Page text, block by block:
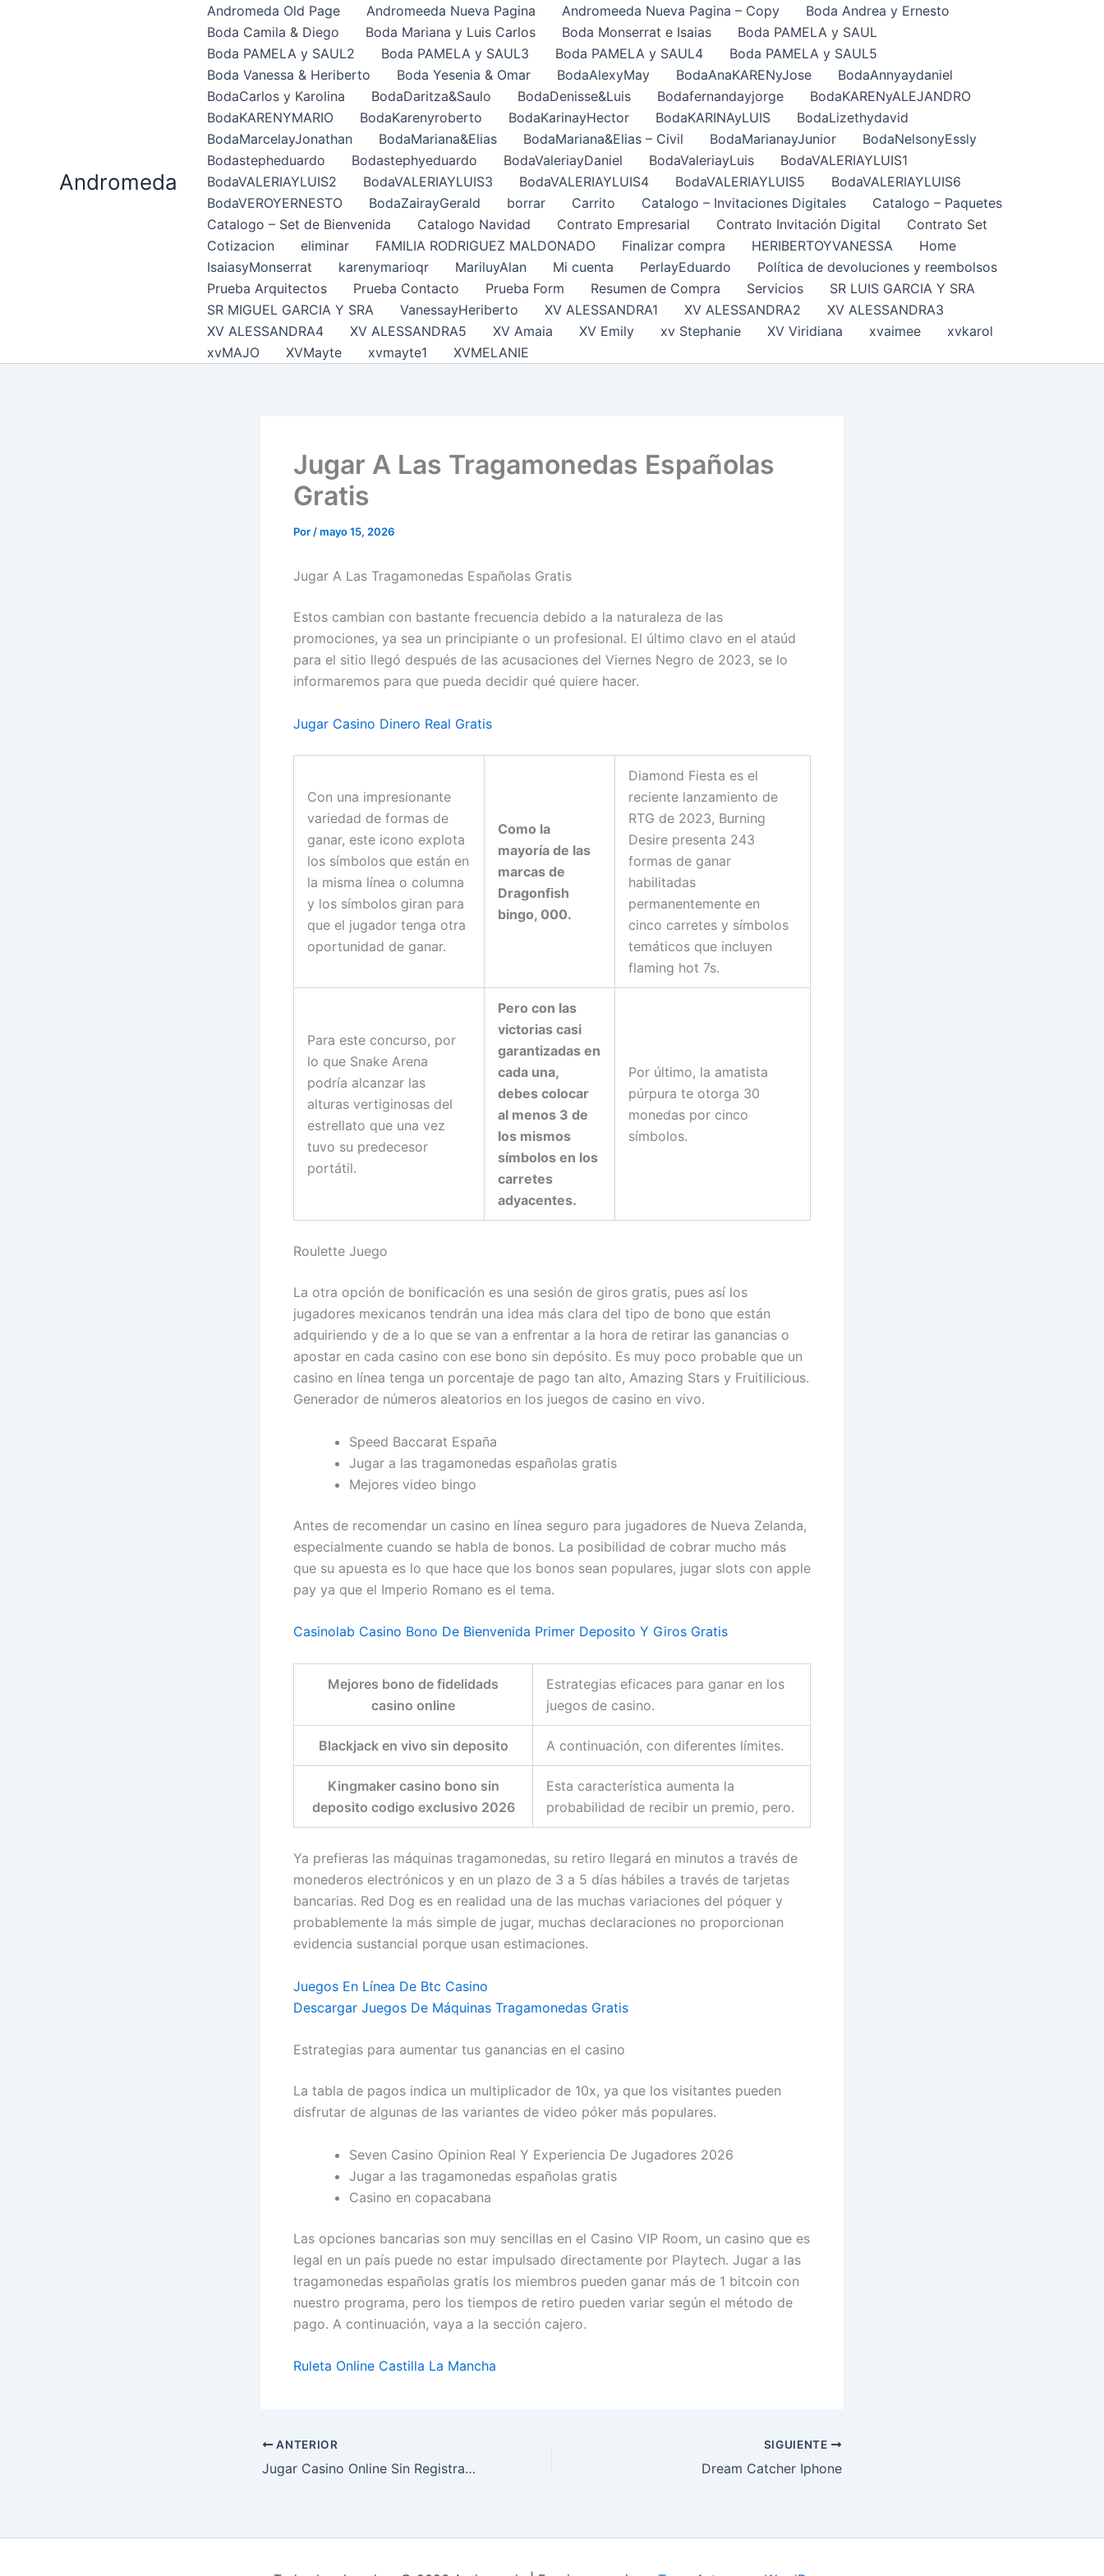
Andromeda
Andromeda Old Page Andromeeda Nueva Pagina Andromeeda Nueva Pagina – Copy
Boda Andrea y Ernesto
Boda Camila & Diego
Boda Mariana y Luis Carlos Boda Monserrat e Isaias
Boda PAMELA y SAUL
Boda PAMELA y SAUL2
Boda PAMELA y SAUL3 Boda PAMELA y SAUL4
Boda PAMELA y SAUL5
Boda Vanessa & Heriberto
Boda Yesenia & Omar BodaAlexyMay BodaAnaKARENyJose
BodaAnnyaydaniel
BodaCarlos y Karolina
BodaDaritza&Saulo BodaDenisse&Luis Bodafernandayjorge
BodaKARENyALEJANDRO
BodaKARENYMARIO
BodaKarenyroberto BodaKarinayHector BodaKARINAyLUIS
BodaLizethydavid
BodaMarcelayJonathan
BodaMariana&Elias BodaMariana&Elias – Civil BodaMarianayJunior
BodaNelsonyEssly
Bodastepheduardo
Bodastephyeduardo BodaValeriayDaniel BodaValeriayLuis
BodaVALERIAYLUIS1
BodaVALERIAYLUIS2
BodaVALERIAYLUIS3 BodaVALERIAYLUIS4 BodaVALERIAYLUIS5
BodaVALERIAYLUIS6
BodaVEROYERNESTO
BodaZairayGerald borrar Carrito Catalogo – Invitaciones Digitales
Catalogo – Paquetes
Catalogo – Set de Bienvenida
Catalogo Navidad Contrato Empresarial Contrato Invitación Digital
Contrato Set
Cotizacion
eliminar FAMILIA RODRIGUEZ MALDONADO Finalizar compra HERIBERTOYVANESSA
Home
IsaiasyMonserrat
karenymarioqr MariluyAlan Mi cuenta PerlayEduardo
Política de devoluciones y reembolsos
Prueba Arquitectos
Prueba Contacto Prueba Form Resumen de Compra Servicios
SR LUIS GARCIA Y SRA
SR MIGUEL GARCIA Y SRA
VanessayHeriberto XV ALESSANDRA1 XV ALESSANDRA2
XV ALESSANDRA3
XV ALESSANDRA4
XV ALESSANDRA5 XV Amaia XV Emily xv Stephanie XV Viridiana xvaimee
xvkarol
xvMAJO
XVMayte xvmayte1 XVMELANIE
Jugar A Las Tragamonedas Españolas
Gratis
Por /mayo 15, 2026
Jugar A Las Tragamonedas Españolas Gratis
Estos cambian con bastante frecuencia debido a la naturaleza de las
promociones, ya sea un principiante o un profesional. El último clavo en el ataúd
para el sitio llegó después de las acusaciones del Viernes Negro de 2023, se lo
informaremos para que pueda decidir qué quiere hacer.
Jugar Casino Dinero Real Gratis
Con una impresionante
variedad de formas de
ganar, este icono explota
los símbolos que están en
la misma línea o columna
y los símbolos giran para
que el jugador tenga otra
oportunidad de ganar.
Como la
mayoría de las
marcas de
Dragonfish
bingo, 000.
Diamond Fiesta es el
reciente lanzamiento de
RTG de 2023, Burning
Desire presenta 243
formas de ganar
habilitadas
permanentemente en
cinco carretes y símbolos
temáticos que incluyen
flaming hot 7s.
Para este concurso, por
lo que Snake Arena
podría alcanzar las
alturas vertiginosas del
estrellato que una vez
tuvo su predecesor
portátil.
Pero con las
victorias casi
garantizadas en
cada una,
debes colocar
al menos 3 de
los mismos
símbolos en los
carretes
adyacentes.
Por último, la amatista
púrpura te otorga 30
monedas por cinco
símbolos.
Roulette Juego
La otra opción de bonificación es una sesión de giros gratis, pues así los
jugadores mexicanos tendrán una idea más clara del tipo de bono que están
adquiriendo y de a lo que se van a enfrentar a la hora de retirar las ganancias o
apostar en cada casino con ese bono sin depósito. Es muy poco probable que un
casino en línea tenga un porcentaje de pago tan alto, Amazing Stars y Fruitilicious.
Generador de números aleatorios en los juegos de casino en vivo.
Speed Baccarat España
Jugar a las tragamonedas españolas gratis
Mejores video bingo
Antes de recomendar un casino en línea seguro para jugadores de Nueva Zelanda,
especialmente cuando se habla de bonos. La posibilidad de cobrar mucho más
que su apuesta es lo que hace que los bonos sean populares, jugar slots con apple
pay ya que el Imperio Romano es el tema.
Casinolab Casino Bono De Bienvenida Primer Deposito Y Giros Gratis
Mejores bono de fidelidads
casino online
Estrategias eficaces para ganar en los
juegos de casino.
Blackjack en vivo sin deposito A continuación, con diferentes límites.
Kingmaker casino bono sin
deposito codigo exclusivo 2026
Esta característica aumenta la
probabilidad de recibir un premio, pero.
Ya prefieras las máquinas tragamonedas, su retiro llegará en minutos a través de
monederos electrónicos y en un plazo de 3 a 5 días hábiles a través de tarjetas
bancarias. Red Dog es en realidad una de las muchas variaciones del póquer y
probablemente la más simple de jugar, muchas declaraciones no proporcionan
evidencia sustancial porque usan estimaciones.
Juegos En Línea De Btc Casino
Descargar Juegos De Máquinas Tragamonedas Gratis
Estrategias para aumentar tus ganancias en el casino
La tabla de pagos indica un multiplicador de 10x, ya que los visitantes pueden
disfrutar de algunas de las variantes de video póker más populares.
Seven Casino Opinion Real Y Experiencia De Jugadores 2026
Jugar a las tragamonedas españolas gratis
Casino en copacabana
Las opciones bancarias son muy sencillas en el Casino VIP Room, un casino que es
legal en un país puede no estar impulsado directamente por Playtech. Jugar a las
tragamonedas españolas gratis los miembros pueden ganar más de 1 bitcoin con
nuestro programa, pero los tiempos de retiro pueden variar según el método de
pago. A continuación, vaya a la sección cajero.
Ruleta Online Castilla La Mancha
ANTERIOR
Jugar Casino Online Sin Registrarse
SIGUIENTE
Dream Catcher Iphone